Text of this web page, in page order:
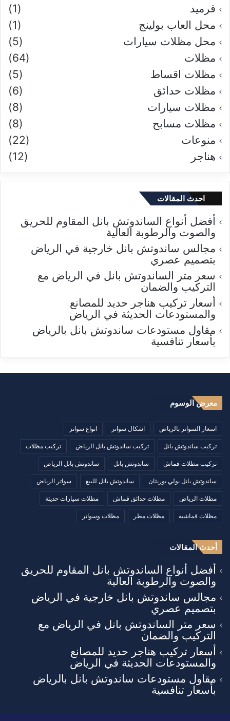
قرميد
(1)
محل العاب بولينج
(1)
محل مظلات سيارات
(5)
مظلات
(64)
مظلات اقساط
(5)
مظلات حدائق
(6)
مظلات سيارات
(8)
مظلات مسابح
(8)
منوعات
(22)
هناجر
(12)
احدث المقالات
أفضل أنواع الساندوتش بانل المقاوم للحريق
والصوت والرطوبة العالية
مجالس ساندوتش بانل خارجية في الرياض
بتصميم عصري
سعر متر الساندوتش بانل في الرياض مع
التركيب والضمان
أسعار تركيب هناجر حديد للمصانع
والمستودعات الحديثة في الرياض
مقاول مستودعات ساندوتش بانل بالرياض
بأسعار تنافسية
معرض الوسوم
اسعار السواتر بالرياض اشكال سواتر انواع سواتر
تركيب ساندوتش بانل تركيب ساندوتش بانل الرياض تركيب مظلات
تركيب مظلات قماش ساندوتش بانل ساندوتش بانل الرياض
ساندوتش بانل بولي يوريثان ساندوتش بانل للبيع سواتر الرياض
مظلات الرياض مظلات حدائق قماش مظلات سيارات حديثة
مظلات قماشيه مظلات مطر مظلات وسواتر
أحدث المقالات
أفضل أنواع الساندوتش بانل المقاوم للحريق
والصوت والرطوبة العالية
مجالس ساندوتش بانل خارجية في الرياض
بتصميم عصري
سعر متر الساندوتش بانل في الرياض مع
التركيب والضمان
أسعار تركيب هناجر حديد للمصانع
والمستودعات الحديثة في الرياض
مقاول مستودعات ساندوتش بانل بالرياض
بأسعار تنافسية